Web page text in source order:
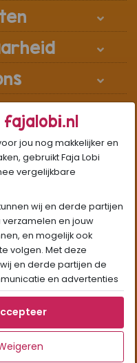
Webapp
geprobeerd?: GIF
in: VR AR
Administratiekantoor
reserved.
Contact
jou nog makkelijker en
gebruikt Faja Lobi
vergelijkbare
wij en derde partijen
en jouw
en mogelijk ook
volgen. Met deze
en derde partijen de
en advertenties
en profiel. Daarnaast
informatie delen via
klikt, dan geef je Faja
cookies voor social